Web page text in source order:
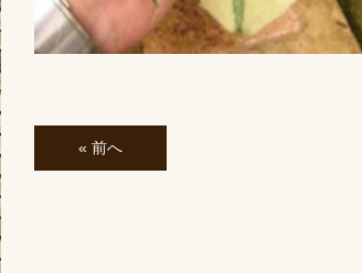
« 前へ